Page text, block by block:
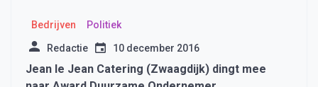
Bedrijven Politiek
Redactie 10 december 2016
Jean le Jean Catering (Zwaagdijk) dingt mee